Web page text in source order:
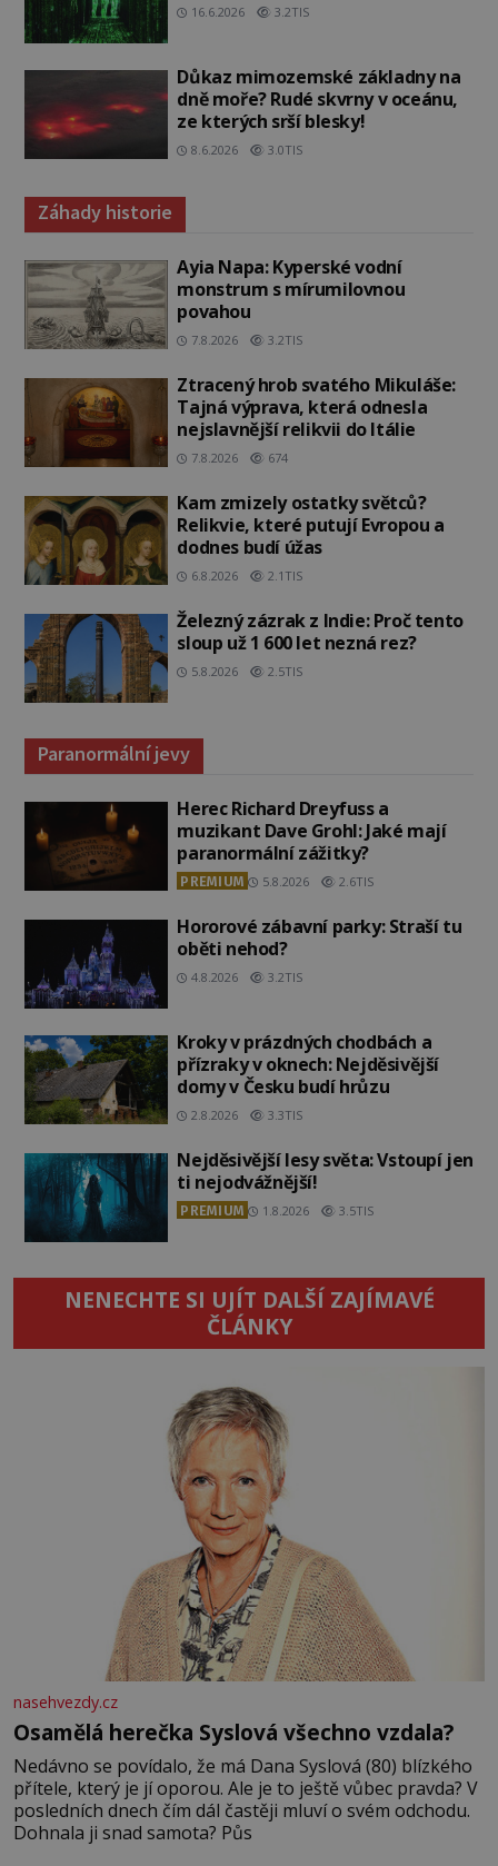
16.6.2026 3.2TIS
Důkaz mimozemské základny na
dně moře? Rudé skvrny v oceánu,
ze kterých srší blesky!
8.6.2026 3.0TIS
Záhady historie
Ayia Napa: Kyperské vodní
monstrum s mírumilovnou
povahou
7.8.2026 3.2TIS
Ztracený hrob svatého Mikuláše:
Tajná výprava, která odnesla
nejslavnější relikvii do Itálie
7.8.2026 674
Kam zmizely ostatky světců?
Relikvie, které putují Evropou a
dodnes budí úžas
6.8.2026 2.1TIS
Železný zázrak z Indie: Proč tento
sloup už 1 600 let nezná rez?
5.8.2026 2.5TIS
Paranormální jevy
Herec Richard Dreyfuss a
muzikant Dave Grohl: Jaké mají
paranormální zážitky?
PREMIUM 5.8.2026 2.6TIS
Hororové zábavní parky: Straší tu
oběti nehod?
4.8.2026 3.2TIS
Kroky v prázdných chodbách a
přízraky v oknech: Nejděsivější
domy v Česku budí hrůzu
2.8.2026 3.3TIS
Nejděsivější lesy světa: Vstoupí jen
ti nejodvážnější!
PREMIUM 1.8.2026 3.5TIS
NENECHTE SI UJÍT DALŠÍ ZAJÍMAVÉ
ČLÁNKY
nasehvezdy.cz
Osamělá herečka Syslová všechno vzdala?
Nedávno se povídalo, že má Dana Syslová (80) blízkého
přítele, který je jí oporou. Ale je to ještě vůbec pravda? V
posledních dnech čím dál častěji mluví o svém odchodu.
Dohnala ji snad samota? Půs